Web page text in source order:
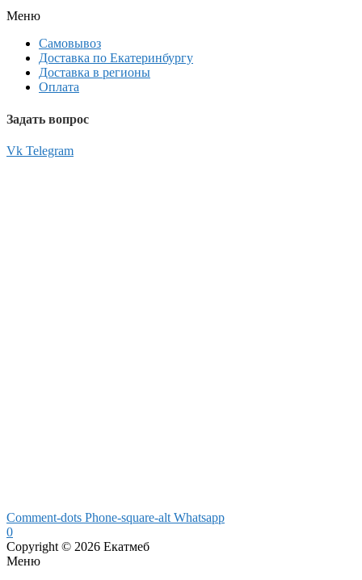
Меню
Самовывоз
Доставка по Екатеринбургу
Доставка в регионы
Оплата
Задать вопрос
Vk Telegram
Comment-dots Phone-square-alt Whatsapp
0
Copyright © 2026 Екатмеб
Меню